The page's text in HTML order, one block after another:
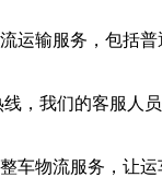
运输服务，包括
，我们的客服人
物流服务，让